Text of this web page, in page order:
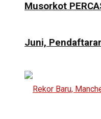
Musorkot
Juni,